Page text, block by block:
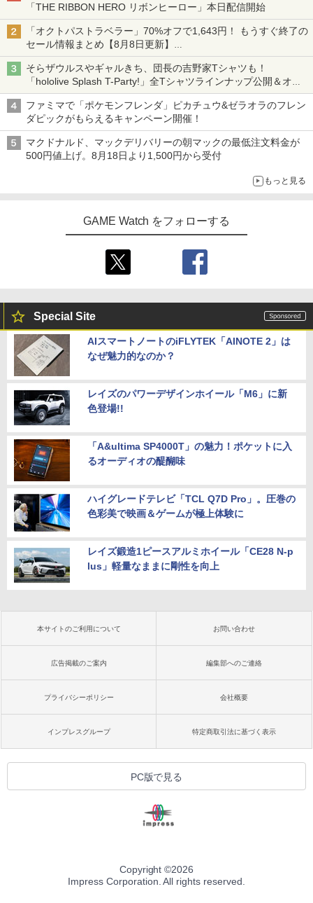
「THE RIBBON HERO リボンヒーロー」本日配信開始
「オクトパストラベラー」70%オフで1,643円！ もうすぐ終了の
セール情報まとめ【8月8日更新】
ニンテンドーeショップでは「大神 絶景版」が67%オフで990円
そらザウルスやギャルきち、団長の吉野家Tシャツも！
「hololive Splash T-Party!」全Tシャツラインナップ公開＆オン
ライン販売開始
ファミマで「ポケモンフレンダ」ピカチュウ&ゼラオラのフレン
ダピックがもらえるキャンペーン開催！
マクドナルド、マックデリバリーの朝マックの最低注文料金が
500円値上げ。8月18日より1,500円から受付
もっと見る
GAME Watch をフォローする
Special Site
AIスマートノートのiFLYTEK「AINOTE 2」は
なぜ魅力的なのか？
レイズのパワーデザインホイール「M6」に新
色登場!!
「A&ultima SP4000T」の魅力！ポケットに入
るオーディオの醍醐味
ハイグレードテレビ「TCL Q7D Pro」。圧巻の
色彩美で映画＆ゲームが極上体験に
レイズ鍛造1ピースアルミホイール「CE28 N-p
lus」軽量なままに剛性を向上
本サイトのご利用について お問い合わせ
広告掲載のご案内 編集部へのご連絡
プライバシーポリシー 会社概要
インプレスグループ 特定商取引法に基づく表示
PC版で見る
Copyright ©2026
Impress Corporation. All rights reserved.